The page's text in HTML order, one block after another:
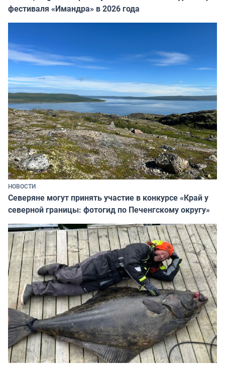
фестиваля «Имандра» в 2026 года
НОВОСТИ
Северяне могут принять участие в конкурсе «Край у
северной границы: фотогид по Печенгскому округу»